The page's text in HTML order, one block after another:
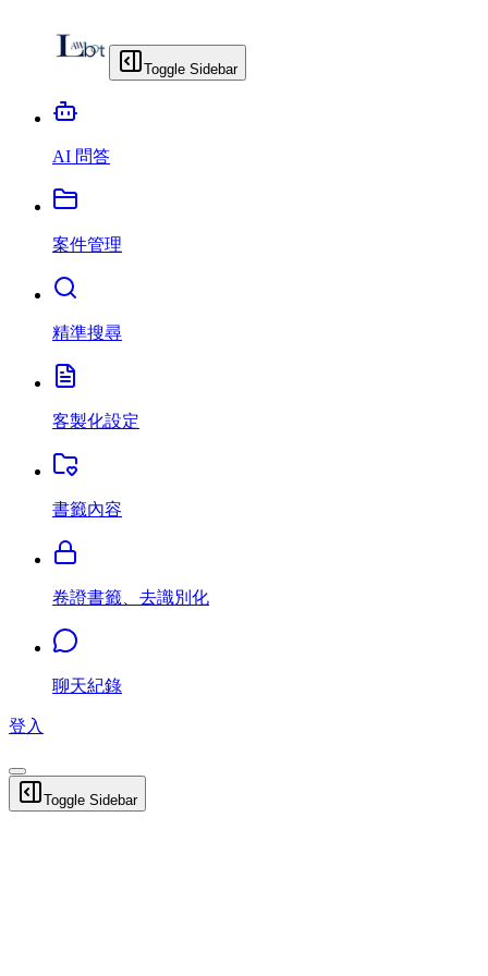
Toggle Sidebar
AI 問答
案件管理
精準搜尋
客製化設定
書籤內容
卷證書籤、去識別化
聊天紀錄
登入
Toggle Sidebar